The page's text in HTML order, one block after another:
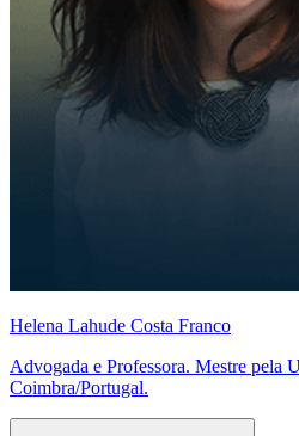
Helena Lahude Costa Franco
Advogada e Professora. Mestre pela
Coimbra/Portugal.